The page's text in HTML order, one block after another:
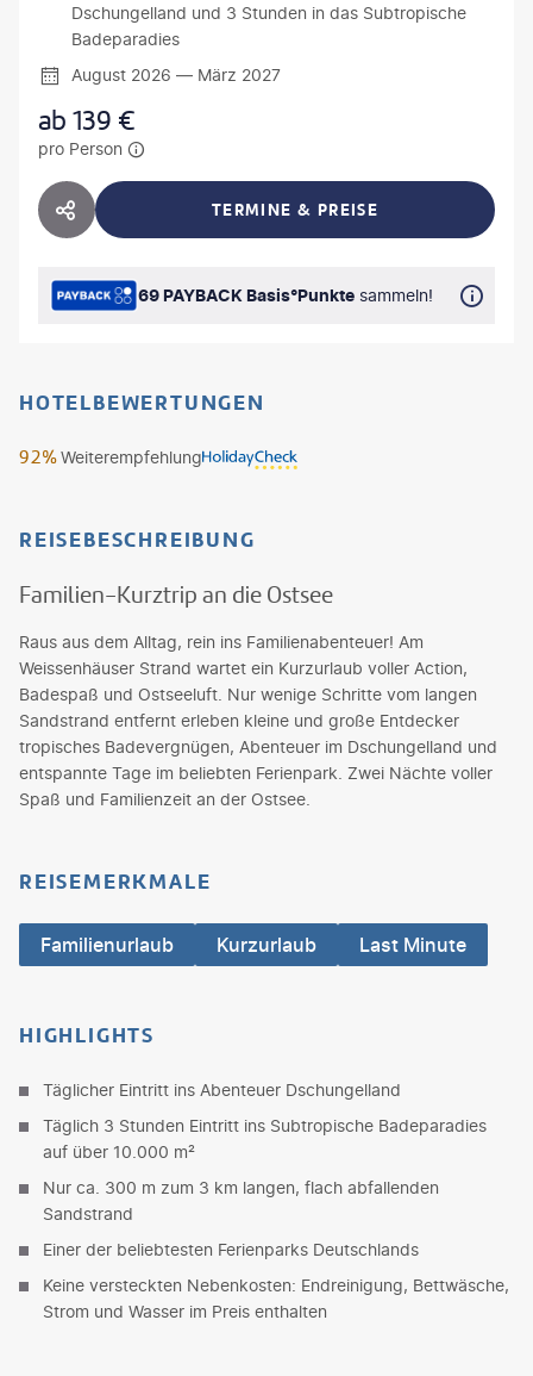
Dschungelland und 3 Stunden in das Subtropische
Badeparadies
August 2026 — März 2027
ab139 €
pro Person
HOTEL TEILEN TERMINE & PREISE
69 PAYBACK Basis°Punkte sammeln!
HOTELBEWERTUNGEN
Weiterempfehlung
92%
REISEBESCHREIBUNG
Familien-Kurztrip an die Ostsee
Raus aus dem Alltag, rein ins Familienabenteuer! Am
Weissenhäuser Strand wartet ein Kurzurlaub voller Action,
Badespaß und Ostseeluft. Nur wenige Schritte vom langen
Sandstrand entfernt erleben kleine und große Entdecker
tropisches Badevergnügen, Abenteuer im Dschungelland und
entspannte Tage im beliebten Ferienpark. Zwei Nächte voller
Spaß und Familienzeit an der Ostsee.
REISEMERKMALE
Familienurlaub Kurzurlaub Last Minute
HIGHLIGHTS
Täglicher Eintritt ins Abenteuer Dschungelland
Täglich 3 Stunden Eintritt ins Subtropische Badeparadies
auf über 10.000 m²
Nur ca. 300 m zum 3 km langen, flach abfallenden
Sandstrand
Einer der beliebtesten Ferienparks Deutschlands
Keine versteckten Nebenkosten: Endreinigung, Bettwäsche,
Strom und Wasser im Preis enthalten